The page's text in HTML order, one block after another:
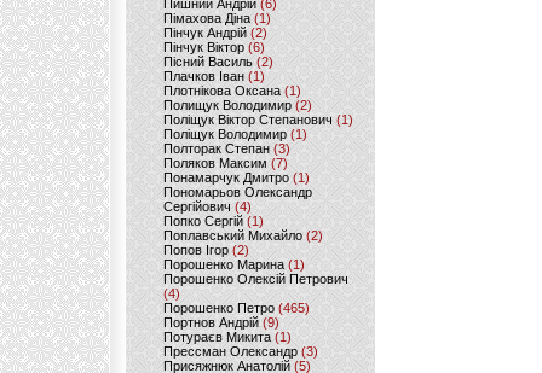
Пишний Андрій (6)
Пімахова Діна(1)
Пінчук Андрій(2)
Пінчук Віктор (6)
Пісний Василь (2)
Плачков Іван(1)
Плотнікова Оксана (1)
Полищук Володимир(2)
Поліщук Віктор Степанович(1)
Поліщук Володимир (1)
Полторак Степан(3)
Поляков Максим (7)
Понамарчук Дмитро (1)
Пономарьов Олександр
Сергійович(4)
Попко Сергій (1)
Поплавський Михайло (2)
Попов Ігор(2)
Порошенко Марина (1)
Порошенко Олексій Петрович
(4)
Порошенко Петро (465)
Портнов Андрій (9)
Потураєв Микита(1)
Прессман Олександр(3)
Присяжнюк Анатолій (5)